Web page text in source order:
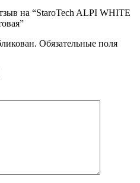
на “StaroTech ALPI WHITE
Обязательные поля